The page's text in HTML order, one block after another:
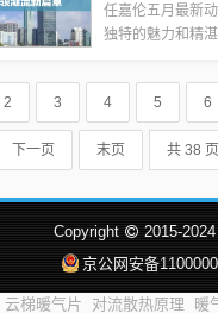
任嘉伦五月最新
独特的魅力和精
了新一轮的关注
的焦点。影视新
2 3 4 5 6
下一页 末页 共 38 页
Copyright 2015-2024
京公网安备
云梯暖气片 对流散热原理 暖